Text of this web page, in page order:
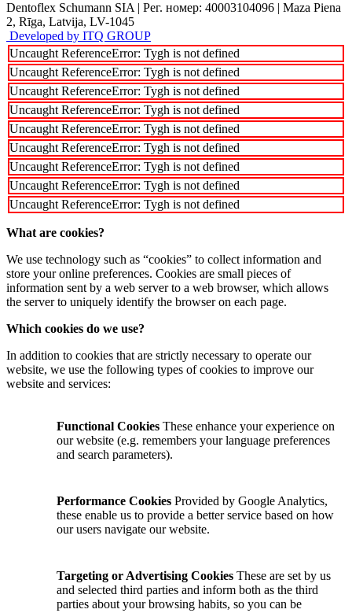
Dentoflex Schumann SIA | Рег. номер: 40003104096 | Maza Piena
2, Rīga, Latvija, LV-1045
Developed by ITQ GROUP
Uncaught ReferenceError: Tygh is not defined
Uncaught ReferenceError: Tygh is not defined
Uncaught ReferenceError: Tygh is not defined
Uncaught ReferenceError: Tygh is not defined
Uncaught ReferenceError: Tygh is not defined
Uncaught ReferenceError: Tygh is not defined
Uncaught ReferenceError: Tygh is not defined
Uncaught ReferenceError: Tygh is not defined
Uncaught ReferenceError: Tygh is not defined
What are cookies?
We use technology such as “cookies” to collect information and
store your online preferences. Cookies are small pieces of
information sent by a web server to a web browser, which allows
the server to uniquely identify the browser on each page.
Which cookies do we use?
In addition to cookies that are strictly necessary to operate our
website, we use the following types of cookies to improve our
website and services:
Functional Cookies These enhance your experience on
our website (e.g. remembers your language preferences
and search parameters).
Performance Cookies Provided by Google Analytics,
these enable us to provide a better service based on how
our users navigate our website.
Targeting or Advertising Cookies These are set by us
and selected third parties and inform both as the third
parties about your browsing habits, so you can be